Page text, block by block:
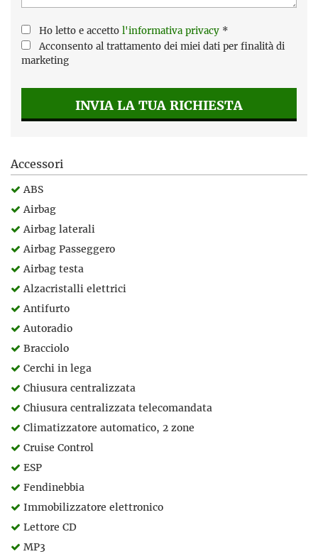
Ho letto e accetto l'informativa privacy *
Acconsento al trattamento dei miei dati per finalità di
marketing
INVIA LA TUA RICHIESTA
Accessori
ABS
Airbag
Airbag laterali
Airbag Passeggero
Airbag testa
Alzacristalli elettrici
Antifurto
Autoradio
Bracciolo
Cerchi in lega
Chiusura centralizzata
Chiusura centralizzata telecomandata
Climatizzatore automatico, 2 zone
Cruise Control
ESP
Fendinebbia
Immobilizzatore elettronico
Lettore CD
MP3